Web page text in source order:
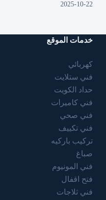
2025-10-22
خدمات الموقع
كهربائي
فني ستلايت
حداد الكويت
فني كاميرات
فني صحي
فني تكييف
تركيب باركيه
صباغ
فني المونيوم
فتح اقفال
فني ثلاجات